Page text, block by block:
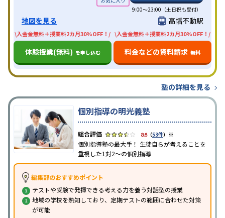
9:00～23:00（土日祝も受付）
地図を見る 高幡不動駅
\入会金無料＋授業料2カ月30%OFF！/
体験授業(無料) を申し込む
\入会金無料＋授業料2カ月30%OFF！/
料金などの資料請求 無料
塾の詳細を見る
個別指導の明光義塾
3.6（53件） ※
個別指導塾の最大手！ 生徒自らが考えることを
重視した1対2〜の個別指導
編集部のおすすめポイント
テストや受験で発揮できる考える力を養う対話型の授業
地域の学校を熟知しており、定期テストの範囲に合わせた対策
が可能